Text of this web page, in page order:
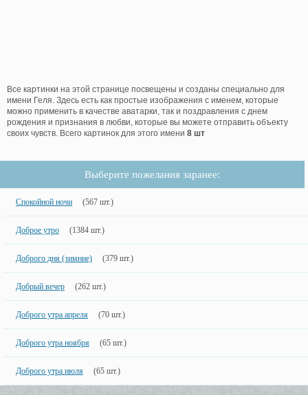
Все картинки на этой странице посвещены и созданы специально для
имени Геля. Здесь есть как простые изображения с именем, которые
можно применить в качестве аватарки, так и поздравления с днем
рождения и признания в любви, которые вы можете отправить объекту
своих чувств. Всего картинок для этого имени 8 шт
Выберите пожелания заранее:
Спокойной ночи (567 шт.)
Доброе утро (1384 шт.)
Доброго дня (зимние) (379 шт.)
Добрый вечер (262 шт.)
Доброго утра апреля (70 шт.)
Доброго утра ноября (65 шт.)
Доброго утра июля (65 шт.)